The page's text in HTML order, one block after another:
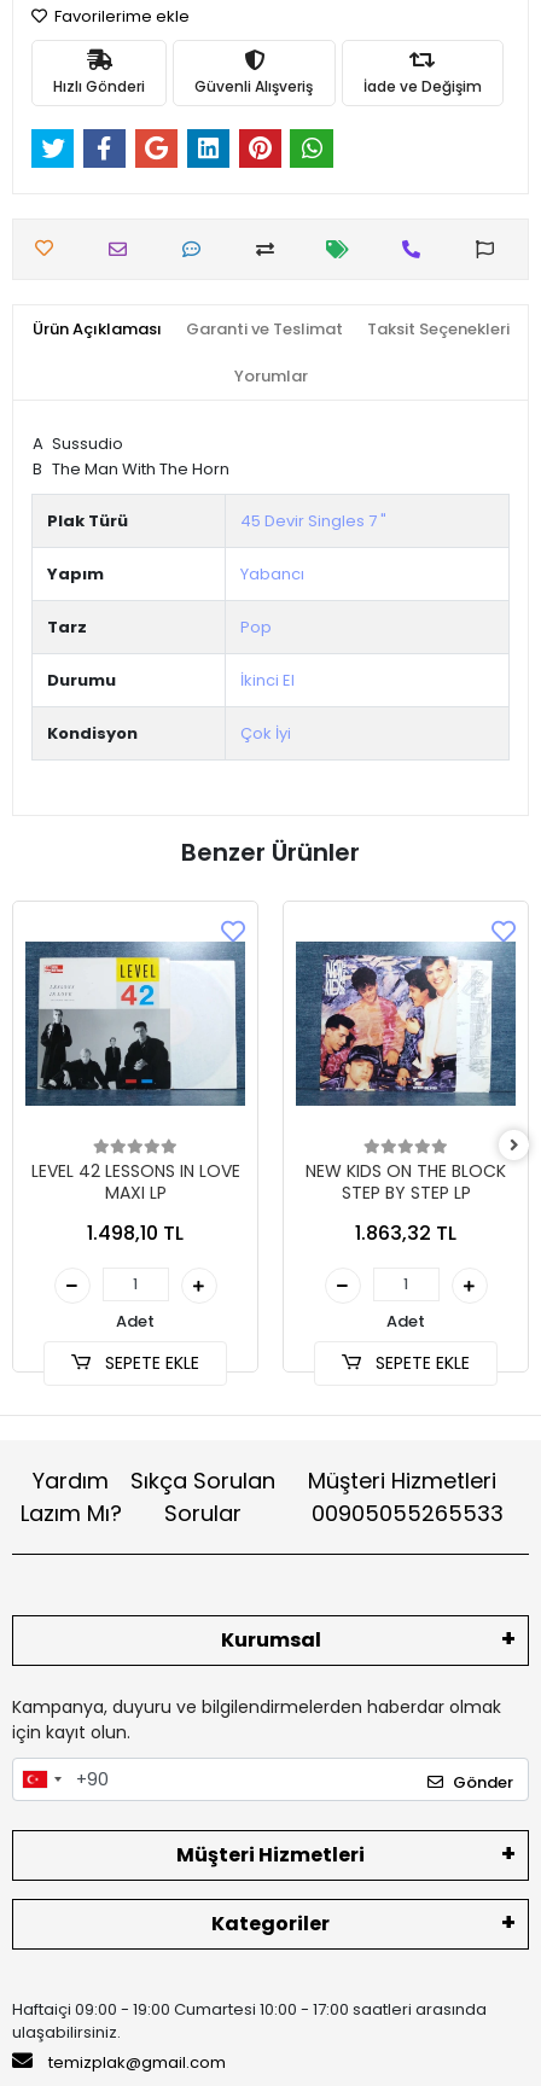
Favorilerime ekle
Hızlı Gönderi Güvenli Alışveriş İade ve Değişim
Ürün Açıklaması Garanti ve Teslimat Taksit Seçenekleri
Yorumlar
A Sussudio
B The Man With The Horn
Plak Türü 45 Devir Singles 7 "
Yapım Yabancı
Tarz Pop
Durumu İkinci El
Kondisyon Çok İyi
Benzer Ürünler
LEVEL 42 LESSONS IN LOVE
MAXI LP
1.498,10 TL
Adet
SEPETE EKLE
NEW KIDS ON THE BLOCK
STEP BY STEP LP
1.863,32 TL
Adet
SEPETE EKLE
Yardım
Lazım Mı?
Sıkça Sorulan
Sorular
Müşteri Hizmetleri
00905055265533
Kurumsal
Kampanya, duyuru ve bilgilendirmelerden haberdar olmak
için kayıt olun.
Gönder
Müşteri Hizmetleri
Kategoriler
Haftaiçi 09:00 - 19:00 Cumartesi 10:00 - 17:00 saatleri arasında
ulaşabilirsiniz.
temizplak@gmail.com